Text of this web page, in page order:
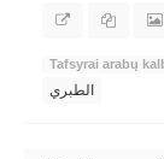
Tafsyrai arabų
الطبري